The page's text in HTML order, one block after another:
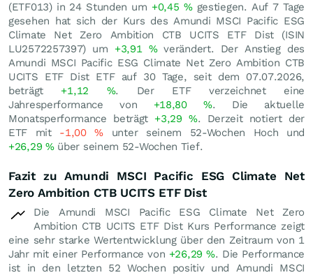
(ETF013) in 24 Stunden um +0,45 %gestiegen. Auf 7 Tage
gesehen hat sich der Kurs des Amundi MSCI Pacific ESG
Climate Net Zero Ambition CTB UCITS ETF Dist (ISIN
LU2572257397) um +3,91 %verändert. Der Anstieg des
Amundi MSCI Pacific ESG Climate Net Zero Ambition CTB
UCITS ETF Dist ETF auf 30 Tage, seit dem 07.07.2026,
beträgt +1,12 %. Der ETF verzeichnet eine
Jahresperformance von +18,80%. Die aktuelle
Monatsperformance beträgt +3,29 %. Derzeit notiert der
ETF mit -1,00% unter seinem 52-Wochen Hoch und
+26,29 %über seinem 52-Wochen Tief.
Fazit zu Amundi MSCI Pacific ESG Climate Net
Zero Ambition CTB UCITS ETF Dist
Die Amundi MSCI Pacific ESG Climate Net Zero
Ambition CTB UCITS ETF Dist Kurs Performance zeigt
eine sehr starke Wertentwicklung über den Zeitraum von 1
Jahr mit einer Performance von +26,29%. Die Performance
ist in den letzten 52 Wochen positiv und Amundi MSCI